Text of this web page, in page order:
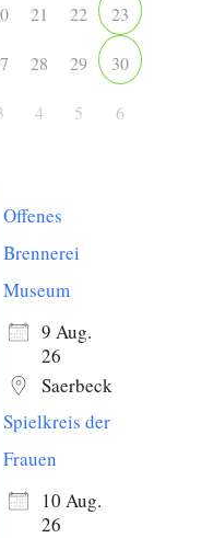
21 22 23
28 29 30
4 5 6
Offenes
Brennerei
Museum
9 Aug.
26
Saerbeck
Spielkreis der
Frauen
10 Aug.
26